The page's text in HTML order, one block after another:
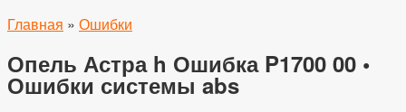
Главная » Ошибки
Опель Астра h Ошибка P1700 00 •
Ошибки системы abs